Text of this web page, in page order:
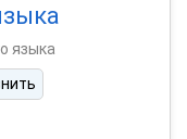
языка